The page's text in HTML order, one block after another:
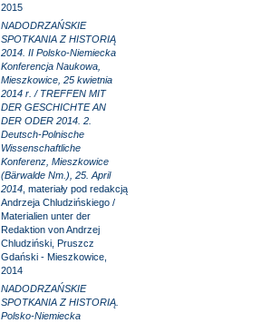
2015
NADODRZAŃSKIE
SPOTKANIA Z HISTORIĄ
2014. II Polsko-Niemiecka
Konferencja Naukowa,
Mieszkowice, 25 kwietnia
2014 r. / TREFFEN MIT
DER GESCHICHTE AN
DER ODER 2014. 2.
Deutsch-Polnische
Wissenschaftliche
Konferenz, Mieszkowice
(Bärwalde Nm.), 25. April
2014, materiały pod redakcją
Andrzeja Chludzińskiego /
Materialien unter der
Redaktion von Andrzej
Chludziński, Pruszcz
Gdański - Mieszkowice,
2014
NADODRZAŃSKIE
SPOTKANIA Z HISTORIĄ.
Polsko-Niemiecka